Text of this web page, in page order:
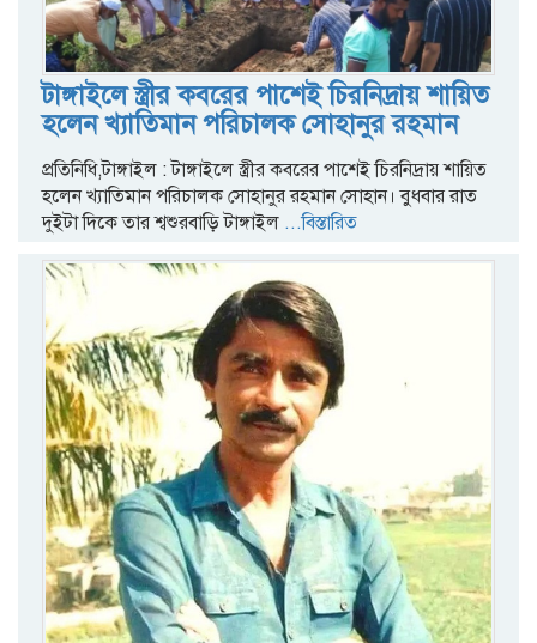
টাঙ্গাইলে স্ত্রীর কবরের পাশেই চিরনিদ্রায় শায়িত
হলেন খ্যাতিমান পরিচালক সোহানুর রহমান
প্রতিনিধি,টাঙ্গাইল : টাঙ্গাইলে স্ত্রীর কবরের পাশেই চিরনিদ্রায় শায়িত
হলেন খ্যাতিমান পরিচালক সোহানুর রহমান সোহান। বুধবার রাত
দুইটা দিকে তার শ্বশুরবাড়ি টাঙ্গাইল ...বিস্তারিত